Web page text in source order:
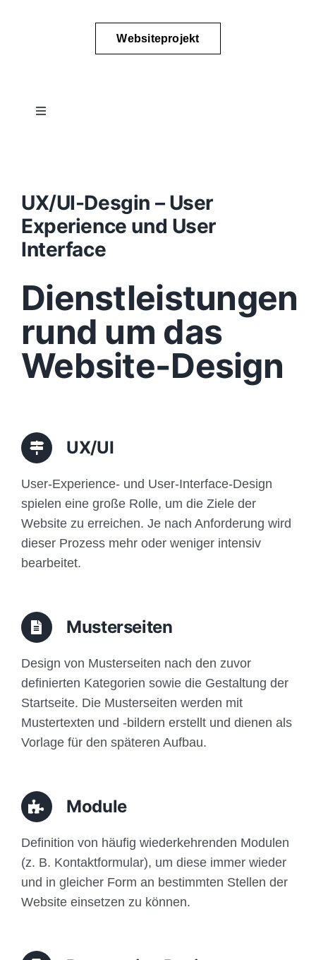
Websiteprojekt
Toggle
Konzept
Design
Content
Funktionen
Aufbau
UX/UI-Desgin – User
Experience und User
Interface
Dienstleistungen
rund um das
Website-Design
UX/UI
User-Experience- und User-Interface-Design
spielen eine große Rolle, um die Ziele der
Website zu erreichen. Je nach Anforderung wird
dieser Prozess mehr oder weniger intensiv
bearbeitet.
Musterseiten
Design von Musterseiten nach den zuvor
definierten Kategorien sowie die Gestaltung der
Startseite. Die Musterseiten werden mit
Mustertexten und -bildern erstellt und dienen als
Vorlage für den späteren Aufbau.
Module
Definition von häufig wiederkehrenden Modulen
(z. B. Kontaktformular), um diese immer wieder
und in gleicher Form an bestimmten Stellen der
Website einsetzen zu können.